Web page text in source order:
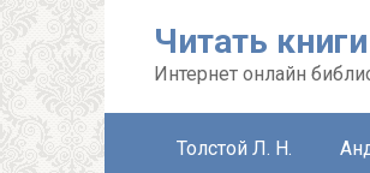
Читать
Интернет онлайн
Толстой Л. Н.